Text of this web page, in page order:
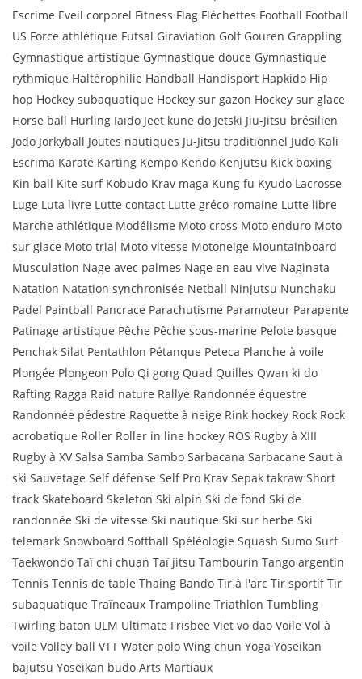
Escrime Eveil corporel Fitness Flag Fléchettes Football Football
US Force athlétique Futsal Giraviation Golf Gouren Grappling
Gymnastique artistique Gymnastique douce Gymnastique
rythmique Haltérophilie Handball Handisport Hapkido Hip
hop Hockey subaquatique Hockey sur gazon Hockey sur glace
Horse ball Hurling Iaïdo Jeet kune do Jetski Jiu-Jitsu brésilien
Jodo Jorkyball Joutes nautiques Ju-Jitsu traditionnel Judo Kali
Escrima Karaté Karting Kempo Kendo Kenjutsu Kick boxing
Kin ball Kite surf Kobudo Krav maga Kung fu Kyudo Lacrosse
Luge Luta livre Lutte contact Lutte gréco-romaine Lutte libre
Marche athlétique Modélisme Moto cross Moto enduro Moto
sur glace Moto trial Moto vitesse Motoneige Mountainboard
Musculation Nage avec palmes Nage en eau vive Naginata
Natation Natation synchronisée Netball Ninjutsu Nunchaku
Padel Paintball Pancrace Parachutisme Paramoteur Parapente
Patinage artistique Pêche Pêche sous-marine Pelote basque
Penchak Silat Pentathlon Pétanque Peteca Planche à voile
Plongée Plongeon Polo Qi gong Quad Quilles Qwan ki do
Rafting Ragga Raid nature Rallye Randonnée équestre
Randonnée pédestre Raquette à neige Rink hockey Rock Rock
acrobatique Roller Roller in line hockey ROS Rugby à XIII
Rugby à XV Salsa Samba Sambo Sarbacana Sarbacane Saut à
ski Sauvetage Self défense Self Pro Krav Sepak takraw Short
track Skateboard Skeleton Ski alpin Ski de fond Ski de
randonnée Ski de vitesse Ski nautique Ski sur herbe Ski
telemark Snowboard Softball Spéléologie Squash Sumo Surf
Taekwondo Taï chi chuan Taï jitsu Tambourin Tango argentin
Tennis Tennis de table Thaing Bando Tir à l'arc Tir sportif Tir
subaquatique Traîneaux Trampoline Triathlon Tumbling
Twirling baton ULM Ultimate Frisbee Viet vo dao Voile Vol à
voile Volley ball VTT Water polo Wing chun Yoga Yoseikan
bajutsu Yoseikan budo Arts Martiaux